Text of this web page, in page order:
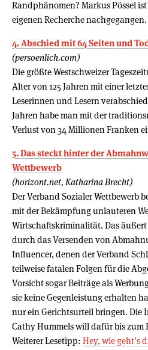
Randphänomen? Markus Pössel
eigenen Recherche nachgegangen.
4. Abschied mit 64 Seiten und
(persoenlich.com)
Die größte Westschweizer
Alter von 125 Jahren mit einer
Leserinnen und Lesern
Jahren habe man mit der
Verlust von 34 Millionen Franken
5. Das steckt hinter der
Wettbewerb
(horizont.net, Katharina Brecht)
Der Verband Sozialer Wettbewerb
mit der Bekämpfung unlauteren
Wirtschaftskriminalität. Das
durch das Versenden von
Influencer, denen der Verband
teilweise fatalen Folgen für die
Vorsicht sogar Beiträge als
sie keine Gegenleistung erhalten
nur ein Gerichtsurteil bringen. Die
Cathy Hummels will dafür bis zum
Weiterer Lesetipp: Hey, wie geht’s